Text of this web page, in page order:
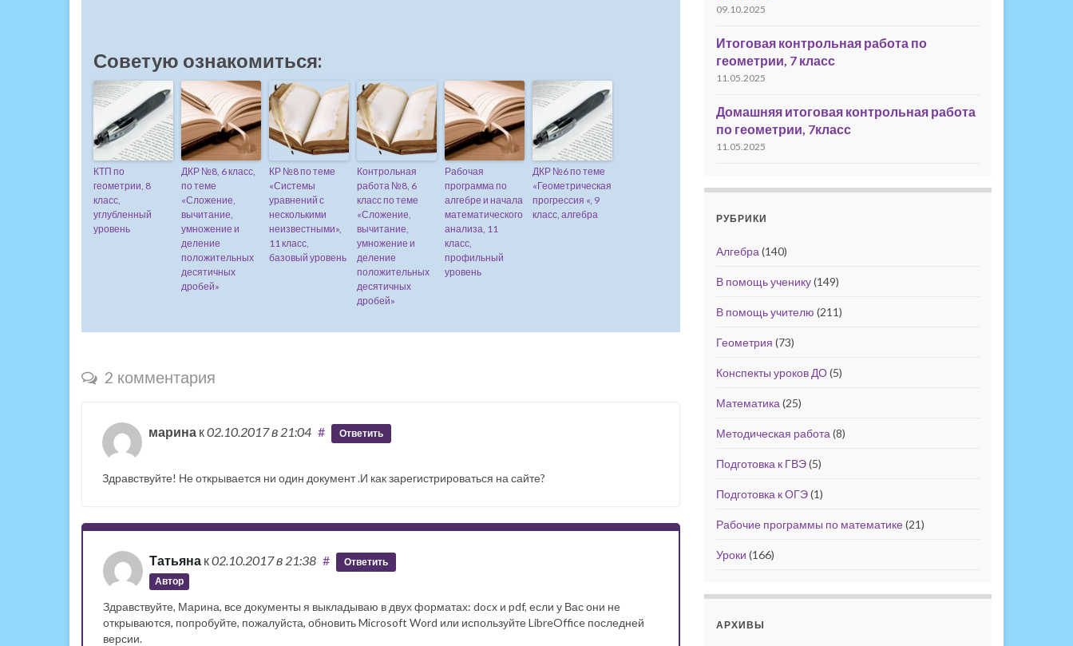
Советую ознакомиться:
КТП по
геометрии, 8
класс,
углубленный
уровень
ДКР №8, 6 класс,
по теме
«Сложение,
вычитание,
умножение и
деление
положительных
десятичных
дробей»
КР №8 по теме
«Системы
уравнений с
несколькими
неизвестными»,
11 класс,
базовый уровень
Контрольная
работа №8, 6
класс по теме
«Сложение,
вычитание,
умножение и
деление
положительных
десятичных
дробей»
Рабочая
программа по
алгебре и начала
математического
анализа, 11
класс,
профильный
уровень
ДКР №6 по теме
«Геометрическая
прогрессия «, 9
класс, алгебра
2 комментария
марина к02.10.2017в 21:04 # Ответить
Здравствуйте! Не открывается ни один документ .И как зарегистрироваться на сайте?
Татьяна к02.10.2017в 21:38
Автор
# Ответить
Здравствуйте, Марина, все документы я выкладываю в двух форматах: docx и pdf, если у Вас они не
открываются, попробуйте, пожалуйста, обновить Microsoft Word или используйте LibreOffice последней
версии.
09.10.2025
Итоговая контрольная работа по
геометрии, 7 класс
11.05.2025
Домашняя итоговая контрольная работа
по геометрии, 7класс
11.05.2025
РУБРИКИ
Алгебра (140)
В помощь ученику(149)
В помощь учителю (211)
Геометрия (73)
Конспекты уроков ДО(5)
Математика (25)
Методическая работа (8)
Подготовка к ГВЭ(5)
Подготовка к ОГЭ(1)
Рабочие программы по математике(21)
Уроки (166)
АРХИВЫ